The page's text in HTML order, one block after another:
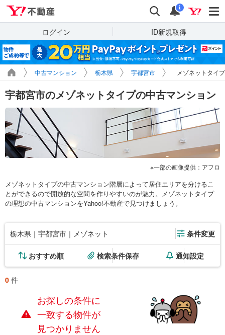
検索 通知
i
ログイン ID新規取得
中古マンション 栃木県 宇都宮市 メゾネットタイ
宇都宮市のメゾネットタイプの中古マンション
一部の画像提供：アフロ
メゾネットタイプの中古マンション階層によって居住エリアを分けるこ
とができるので開放的な空間を作りやすいのが魅力。メゾネットタイプ
の理想の中古マンションをYahoo!不動産で見つけましょう。
栃木県｜宇都宮市｜メゾネット 条件変更
おすすめ順 検索条件保存 通知設定
0 件
お探しの条件に
一致する物件が
見つかりません